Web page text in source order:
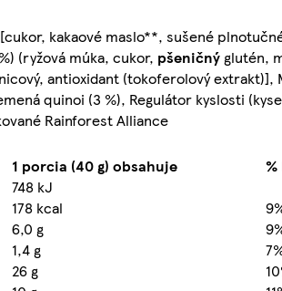
kakaové maslo**, sušené
(ryžová múka, cukor, pšeničný glutén,
antioxidant (tokoferolový extrakt)],
quinoi (3 %), Regulátor kyslosti
Rainforest Alliance
1 porcia (40 g) obsahuje
%
748 kJ
178 kcal
6,0 g
1,4 g
26 g